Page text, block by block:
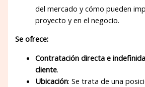
del mercado y cómo pueden
proyecto y en el negocio.
Se ofrece:
Contratación directa e
cliente.
Ubicación: Se trata de una